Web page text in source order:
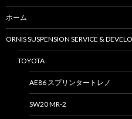
ホーム
ORNIS SUSPENSION SERVICE &
TOYOTA
AE86 スプリンタートレノ
SW20 MR-2